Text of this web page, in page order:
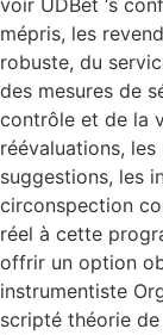
voir UDBet ‘s
mépris, les
robuste, du
des mesures de
contrôle et de la
réévaluations,
suggestions, les
circonspection
réel à cette
offrir un option
instrumentiste
scripté théorie